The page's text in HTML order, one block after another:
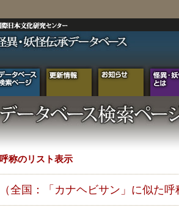
呼称のリスト表示
（全国：「カナヘビサン」に似た呼